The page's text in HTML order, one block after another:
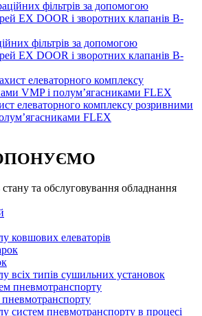
фільтрів за допомогою
EX DOOR і зворотних клапанів B-
елеваторного комплексу розривними
FLEX
та обслуговування обладнання
ковшових елеваторів
всіх типів сушильних установок
систем пневмотранспорту в процесі